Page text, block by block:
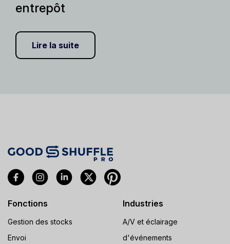
entrepôt
Lire la suite
Fonctions
Gestion des stocks
Envoi
Industries
A/V et éclairage
d'événements